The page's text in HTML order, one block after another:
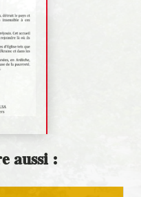
aussi :